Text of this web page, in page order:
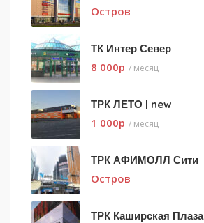
Остров
ТК Интер Север
8 000p / месяц
ТРК ЛЕТО | new
1 000p / месяц
ТРК АФИМОЛЛ Сити
Остров
ТРК Каширская Плаза